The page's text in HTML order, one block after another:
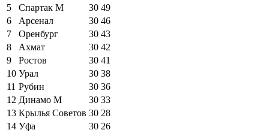
5
Спартак М 30 49
6
Арсенал 30 46
7
Оренбург 30 43
8
Ахмат 30 42
9
Ростов 30 41
10 Урал 30 38
11 Рубин 30 36
12 Динамо М 30 33
13 Крылья Советов 30 28
14 Уфа 30 26